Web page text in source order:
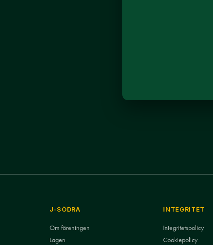
J-SÖDRA
Om föreningen
Lagen
INTEGRITET
Integritetspolicy
Cookiepolicy